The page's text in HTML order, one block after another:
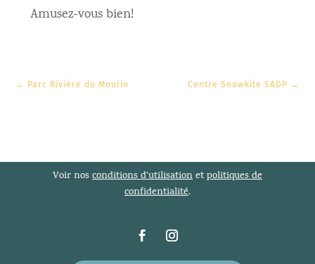
Amusez-vous bien!
← Parc Rivière du Moulin Centre Snowkite SADP →
Voir nosconditions d’utilisationetpolitiques de
confidentialité.